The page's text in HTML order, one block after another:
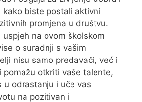
kako biste postali aktivni
promjena u društvu.
uspjeh na ovom školskom
o suradnji s vašim
nisu samo predavači, već i
pomažu otkriti vaše talente,
u odrastanju i uče vas
na pozitivan i